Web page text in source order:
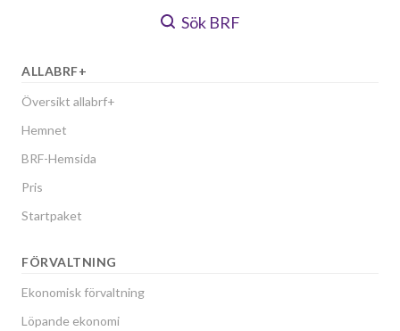
Sök BRF
ALLABRF+
Översikt allabrf+
Hemnet
BRF-Hemsida
Pris
Startpaket
FÖRVALTNING
Ekonomisk förvaltning
Löpande ekonomi